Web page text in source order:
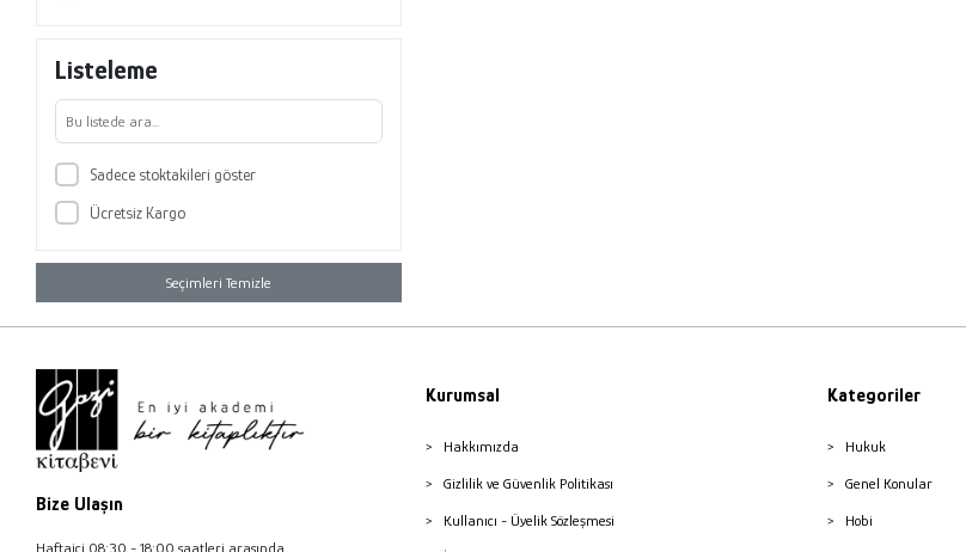
Listeleme
Sadece stoktakileri göster
Ücretsiz Kargo
Seçimleri Temizle
Bize Ulaşın
Haftaiçi 08:30 - 18:00 saatleri arasında
Kurumsal
Hakkımızda
Gizlilik ve Güvenlik Politikası
Kullanıcı - Üyelik Sözleşmesi
Kategoriler
Hukuk
Genel Konular
Hobi